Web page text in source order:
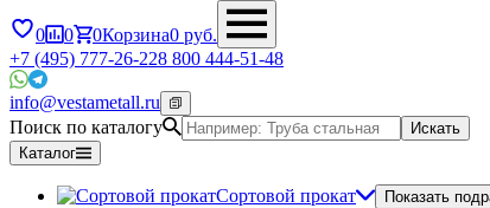
0 0 0Корзина0 руб.
+7 (495) 777-26-228 800 444-51-48
info@vestametall.ru
Поиск по каталогу
Искать
Каталог
Сортовой прокат Показать